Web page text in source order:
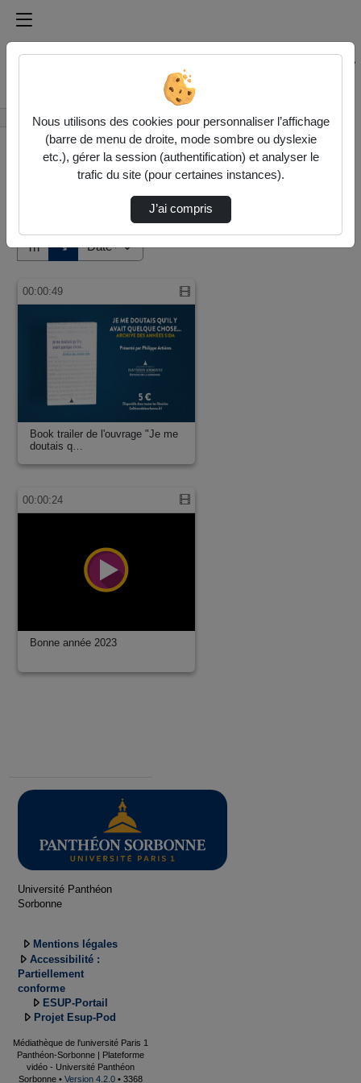
Médiathèque de l'université Paris
Rechercher un média sur Médiathèque de l'université
Accueil Vidéos
Tri ↘
00:00:49
Book trailer de l'ouvrage "Je me
doutais q…
00:00:24
Bonne année 2023
Université Panthéon
Sorbonne
Mentions légales
Accessibilité :
Partiellement
conforme
ESUP-Portail
Projet Esup-Pod
Médiathèque de l'université Paris 1
Panthéon-Sorbonne | Plateforme
vidéo - Université Panthéon
Sorbonne • Version 4.2.0 • 3368
Nous utilisons des cookies pour personnaliser l’affichage
(barre de menu de droite, mode sombre ou dyslexie
etc.), gérer la session (authentification) et analyser le
trafic du site (pour certaines instances).
J’ai compris